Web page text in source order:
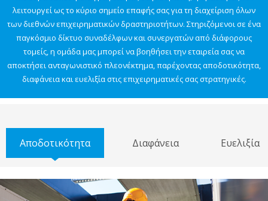
λειτουργεί ως το κύριο σημείο επαφής σας για τη διαχείριση όλων
των διεθνών επιχειρηματικών δραστηριοτήτων. Στηριζόμενοι σε ένα
παγκόσμιο δίκτυο συναδέλφων και συνεργατών από διάφορους
τομείς, η ομάδα μας μπορεί να βοηθήσει την εταιρεία σας να
αποκτήσει ανταγωνιστικό πλεονέκτημα, παρέχοντας αποδοτικότητα,
διαφάνεια και ευελιξία στις επιχειρηματικές σας στρατηγικές.
Αποδοτικότητα Διαφάνεια Ευελιξία